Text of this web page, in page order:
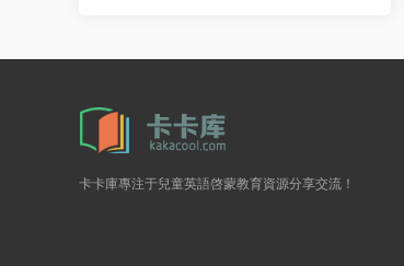
卡卡庫專注于兒童英語啓蒙教育資源分享交流！